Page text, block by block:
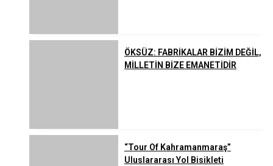
ÖKSÜZ: FABRİKALAR BİZİM DEĞİL,
MİLLETİN BİZE EMANETİDİR
“Tour Of Kahramanmaraş”
Uluslararası Yol Bisikleti